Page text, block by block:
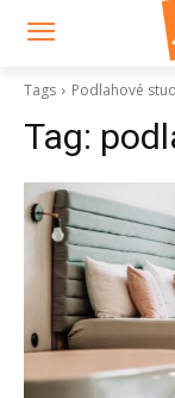
Tags Podlahové
Tag: